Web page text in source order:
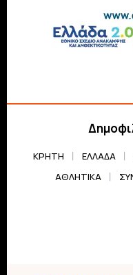
ΚΡΗΤΗ ΕΛΛΆΔΑ
ΑΘΛΗΤΙΚΆ